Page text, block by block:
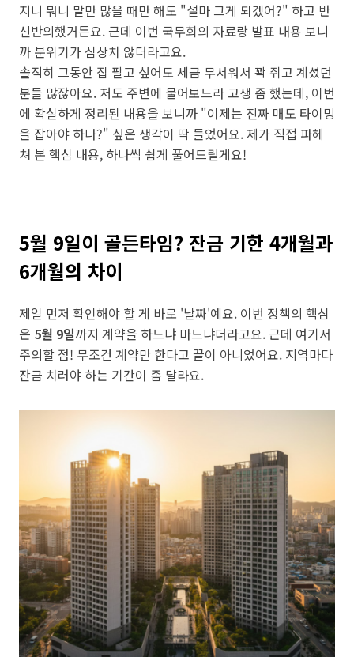
지니 뭐니 말만 많을 때만 해도 "설마 그게 되겠어?" 하고 반
신반의했거든요. 근데 이번 국무회의 자료랑 발표 내용 보니
까 분위기가 심상치 않더라고요.
솔직히 그동안 집 팔고 싶어도 세금 무서워서 꽉 쥐고 계셨던
분들 많잖아요. 저도 주변에 물어보느라 고생 좀 했는데, 이번
에 확실하게 정리된 내용을 보니까 "이제는 진짜 매도 타이밍
을 잡아야 하나?" 싶은 생각이 딱 들었어요. 제가 직접 파헤
쳐 본 핵심 내용, 하나씩 쉽게 풀어드릴게요!
5월 9일이 골든타임? 잔금 기한 4개월과
6개월의 차이
제일 먼저 확인해야 할 게 바로 '날짜'예요. 이번 정책의 핵심
은 5월 9일까지 계약을 하느냐 마느냐더라고요. 근데 여기서
주의할 점! 무조건 계약만 한다고 끝이 아니었어요. 지역마다
잔금 치러야 하는 기간이 좀 달라요.